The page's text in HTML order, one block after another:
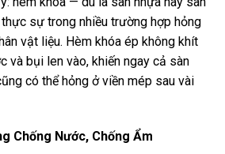
sự trong nhiều trường hợp hỏng
vật liệu. Hèm khóa ép không khít
và bụi len vào, khiến ngay cả sàn
có thể hỏng ở viền mép sau vài
Chống Nước, Chống Ẩm